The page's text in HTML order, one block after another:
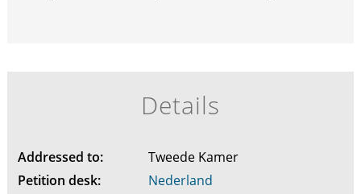
Details
Addressed to:
Tweede Kamer
Petition desk:
Nederland